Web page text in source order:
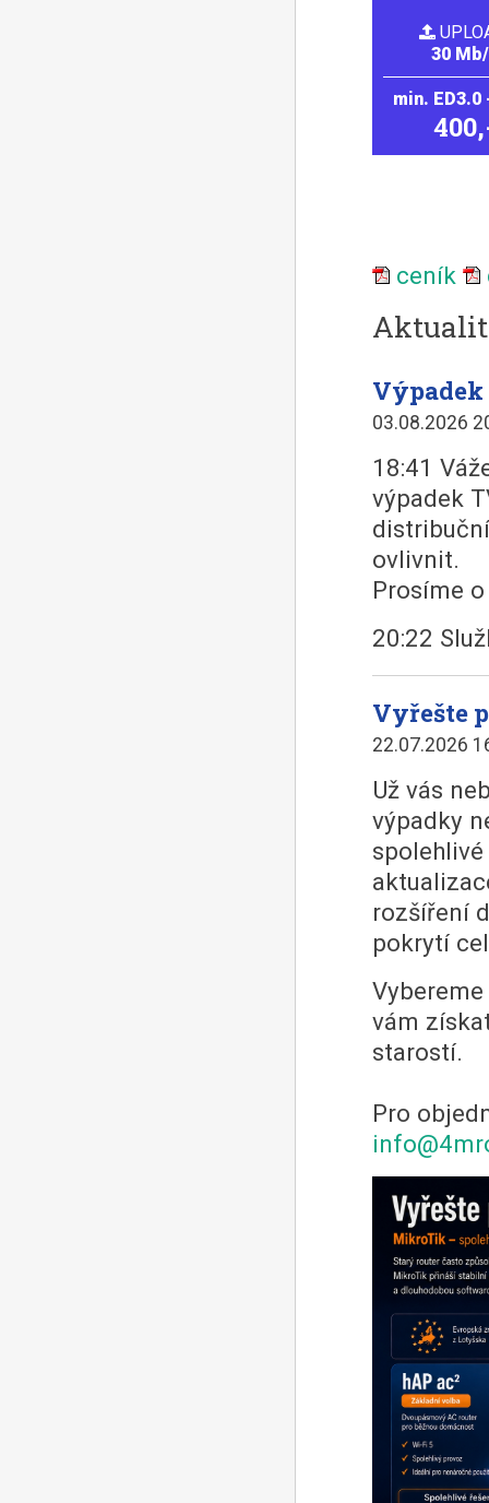
30
min. ED3.0
ceník
Výpadek
03.08.2026
18:41
výpadek
ovlivnit.
Prosíme
20:22
Vyřešte
22.07.2026
Už vás
výpadky
rozšíření
pokrytí
vám
starostí.
Pro